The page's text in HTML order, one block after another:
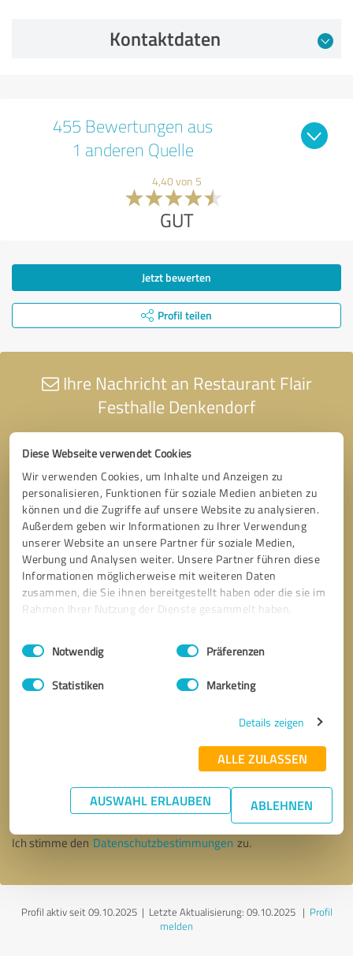
Diese Webseite verwendet Cookies
Wir verwenden Cookies, um Inhalte und Anzeigen zu
personalisieren, Funktionen für soziale Medien anbieten zu
können und die Zugriffe auf unsere Website zu analysieren.
Außerdem geben wir Informationen zu Ihrer Verwendung
unserer Website an unsere Partner für soziale Medien,
Werbung und Analysen weiter. Unsere Partner führen diese
Informationen möglicherweise mit weiteren Daten
zusammen, die Sie ihnen bereitgestellt haben oder die sie im
Rahmen Ihrer Nutzung der Dienste gesammelt haben.
Impressum Datenschutzbestimmungen
Einwilligungsauswahl
Notwendig Präferenzen
Statistiken Marketing
Details zeigen
ALLE ZULASSEN
AUSWAHL ERLAUBEN ABLEHNEN
Kontaktdaten
455 Bewertungen aus
1 anderen Quelle
4,40 von 5
GUT
Jetzt bewerten
Profil teilen
Ihre Nachricht an Restaurant Flair
Festhalle Denkendorf
* Erforderliche Angaben
Nachricht senden
Ich stimme den Datenschutzbestimmungen zu.
Profil aktiv seit 09.10.2025 | Letzte Aktualisierung: 09.10.2025| Profil
melden